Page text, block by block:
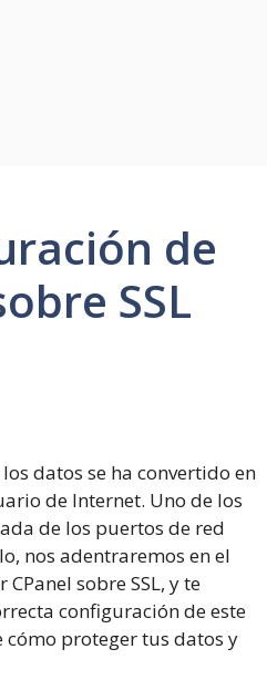
de
SSL
datos se ha convertido en
de Internet. Uno de los
de los puertos de red
nos adentraremos en el
sobre SSL, y te
configuración de este
cómo proteger tus datos y